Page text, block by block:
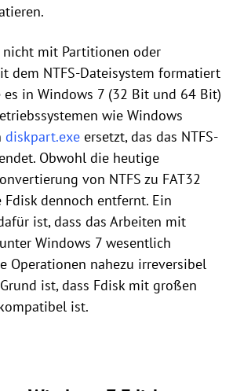
mit Partitionen oder
dem NTFS-Dateisystem formatiert
es in Windows 7 (32 Bit und 64 Bit)
wie Windows
diskpart.exe ersetzt, das das NTFS-
Obwohl die heutige
von NTFS zu FAT32
dennoch entfernt. Ein
ist, dass das Arbeiten mit
Windows 7 wesentlich
Operationen nahezu irreversibel
ist, dass Fdisk mit großen
ist.